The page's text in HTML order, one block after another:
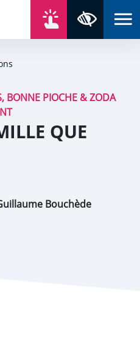
BONNE PIOCHE & ZODA
QUE
Bouchède